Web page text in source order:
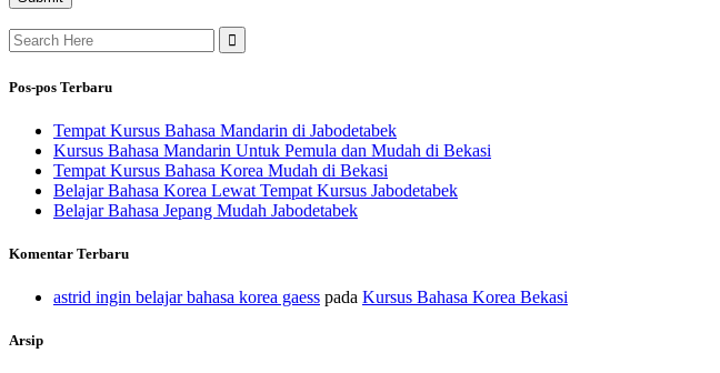
Search
for:
Pos-pos Terbaru
Tempat Kursus Bahasa Mandarin di Jabodetabek
Kursus Bahasa Mandarin Untuk Pemula dan Mudah di Bekasi
Tempat Kursus Bahasa Korea Mudah di Bekasi
Belajar Bahasa Korea Lewat Tempat Kursus Jabodetabek
Belajar Bahasa Jepang Mudah Jabodetabek
Komentar Terbaru
astrid ingin belajar bahasa korea gaess pada Kursus Bahasa Korea Bekasi
Arsip